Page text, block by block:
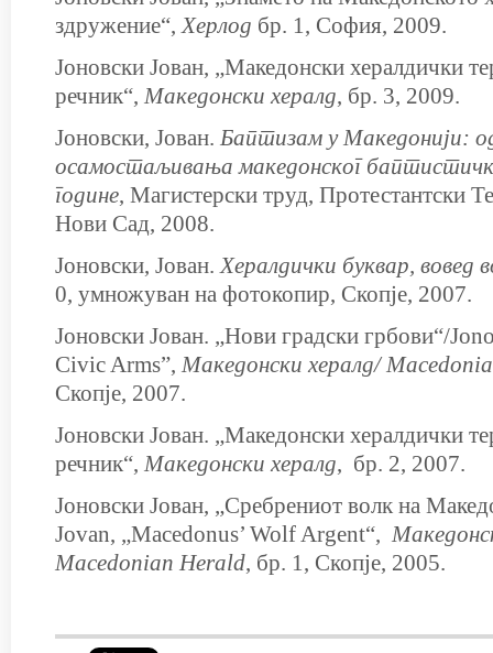
здружение“, Херлод бр. 1, София, 2009.
Јоновски Јован, „Македонски хералдички
речник“, Македонски хералд, бр. 3, 2009.
Јоновски, Јован. Баптизам у Македонији:
осамостаљивања македонског
године, Магистерски труд, Протестантски
Нови Сад, 2008.
Јоновски, Јован. Хералдички буквар, вовед
0, умножуван на фотокопир, Скопје, 2007.
Јоновски Јован. „Нови градски грбови“/
Civic Arms”, Македонски хералд/
Скопје, 2007.
Јоновски Јован. „Македонски хералдички
речник“, Македонски хералд, бр. 2, 2007.
Јоновски Јован, „Сребрениот волк на
Jovan, „Macedonus’ Wolf Argent“,
Macedonian Herald, бр. 1, Скопје, 2005.